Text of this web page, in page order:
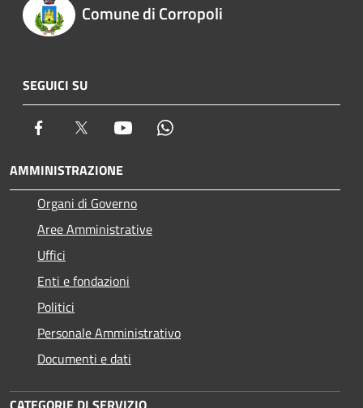
Comune di Corropoli
SEGUICI SU
Facebook Twitter Youtube
AMMINISTRAZIONE
Organi di Governo
Aree Amministrative
Uffici
Enti e fondazioni
Politici
Personale Amministrativo
Documenti e dati